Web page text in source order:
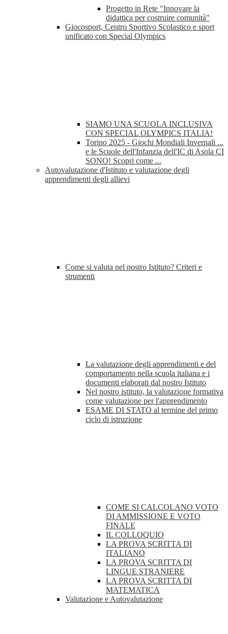
Progetto in Rete "Innovare la
didattica per costruire comunità"
Giocosport, Centro Sportivo Scolastico e sport
unificato con Special Olympics
SIAMO UNA SCUOLA INCLUSIVA
CON SPECIAL OLYMPICS ITALIA!
Torino 2025 - Giochi Mondiali Invernali ...
e le Scuole dell'Infanzia dell'IC di Asola CI
SONO! Scopri come ...
Autovalutazione d'Istituto e valutazione degli
apprendimenti degli allievi
Come si valuta nel nostro Istituto? Criteri e
strumenti
La valutazione degli apprendimenti e del
comportamento nella scuola italiana e i
documenti elaborati dal nostro Istituto
Nel nostro istituto, la valutazione formativa
come valutazione per l'apprendimento
ESAME DI STATO al termine del primo
ciclo di istruzione
COME SI CALCOLANO VOTO
DI AMMISSIONE E VOTO
FINALE
IL COLLOQUIO
LA PROVA SCRITTA DI
ITALIANO
LA PROVA SCRITTA DI
LINGUE STRANIERE
LA PROVA SCRITTA DI
MATEMATICA
Valutazione e Autovalutazione